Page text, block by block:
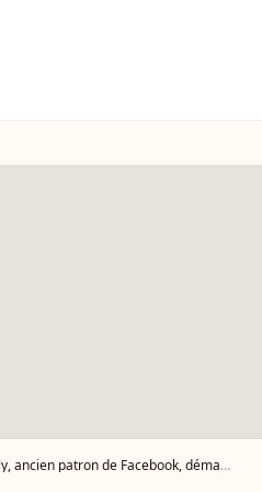
patron de Facebook, démarre fort